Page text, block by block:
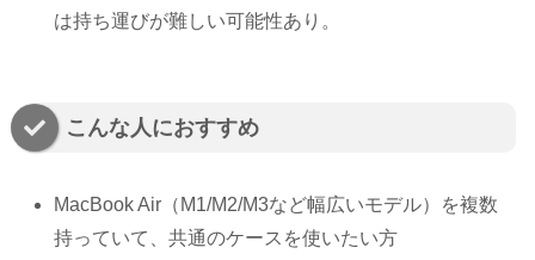
は持ち運びが難しい可能性あり。
こんな人におすすめ
MacBook Air（M1/M2/M3など幅広いモデル）を複数
持っていて、共通のケースを使いたい方